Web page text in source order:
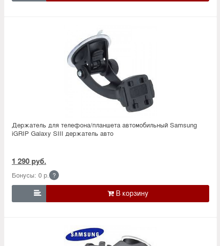
Держатель для телефона/планшета автомобильный Samsung
iGRIP Galaxy SIII держатель авто
1 290 руб.
Бонусы: 0 р. ?
